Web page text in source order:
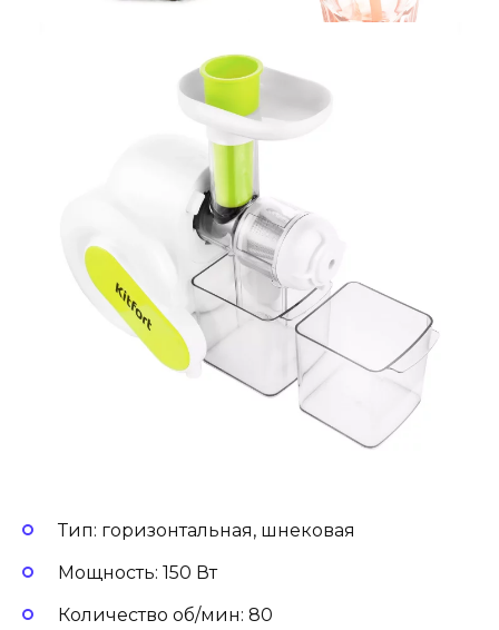
Тип: горизонтальная, шнековая
Мощность: 150 Вт
Количество об/мин: 80